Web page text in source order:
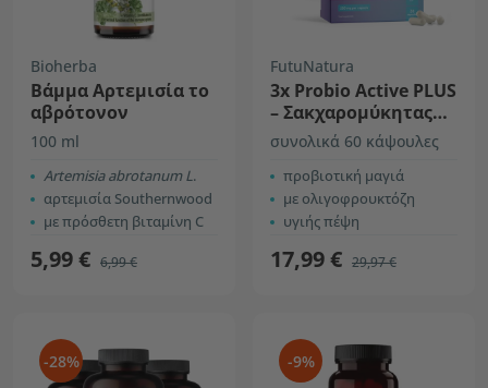
Bioherba
Βάμμα Αρτεμισία το
αβρότονον
100 ml
Artemisia abrotanum L.
αρτεμισία Southernwood
με πρόσθετη βιταμίνη C
5,99 € 6,99 €
FutuNatura
3x Probio Active PLUS
– Σακχαρομύκητας
μπουλάρντι 250 mg
συνολικά 60 κάψουλες
προβιοτική μαγιά
με ολιγοφρουκτόζη
υγιής πέψη
17,99 € 29,97 €
-28% -9%